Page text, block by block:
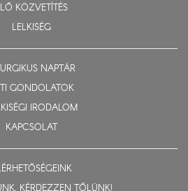
KÖZVETÍTÉS
LELKISÉG
NAPTÁR
GONDOLATOK
IRODALOM
KAPCSOLAT